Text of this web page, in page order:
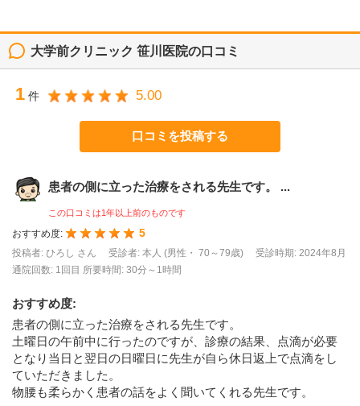
大学前クリニック 笹川医院の口コミ
1 件 5.00
口コミを投稿する
患者の側に立った治療をされる先生です。 ...
この口コミは1年以上前のものです
おすすめ度: 5
投稿者: ひろし さん 受診者: 本人 (男性・ 70～79歳)
受診時期: 2024年8月
通院回数: 1回目 所要時間: 30分～1時間
おすすめ度:
患者の側に立った治療をされる先生です。
土曜日の午前中に行ったのですが、診療の結果、点滴が必要
となり当日と翌日の日曜日に先生が自ら休日返上で点滴をし
ていただきました。
物腰も柔らかく患者の話をよく聞いてくれる先生です。